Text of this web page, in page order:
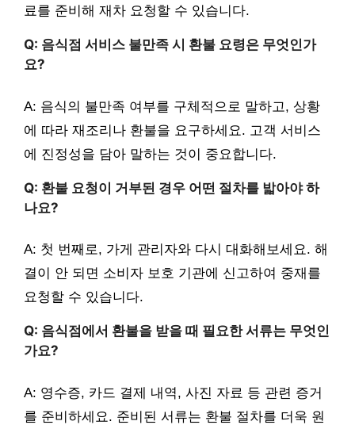
료를 준비해 재차 요청할 수 있습니다.
Q: 음식점 서비스 불만족 시 환불 요령은 무엇인가
요?
A: 음식의 불만족 여부를 구체적으로 말하고, 상황
에 따라 재조리나 환불을 요구하세요. 고객 서비스
에 진정성을 담아 말하는 것이 중요합니다.
Q: 환불 요청이 거부된 경우 어떤 절차를 밟아야 하
나요?
A: 첫 번째로, 가게 관리자와 다시 대화해보세요. 해
결이 안 되면 소비자 보호 기관에 신고하여 중재를
요청할 수 있습니다.
Q: 음식점에서 환불을 받을 때 필요한 서류는 무엇인
가요?
A: 영수증, 카드 결제 내역, 사진 자료 등 관련 증거
를 준비하세요. 준비된 서류는 환불 절차를 더욱 원